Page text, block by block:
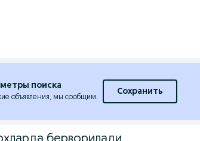
поиска
объявления, мы сообщим.
Сохранить